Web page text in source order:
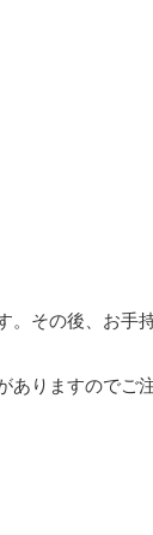
。その後、お手
りますのでご注